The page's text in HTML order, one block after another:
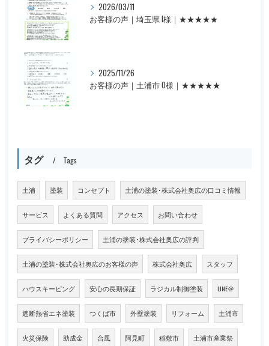
2026/03/11
お客様の声｜埼玉県 I様｜★★★★★
2025/11/26
お客様の声｜土浦市 O様｜★★★★★
タグ Tags
土浦 塗装 コンセプト 土浦の塗装･株式会社奥広の口コミ情報
サービス よくある質問 アクセス お問い合わせ
プライバシーポリシー 土浦の塗装･株式会社奥広の評判
土浦の塗装･株式会社奥広のお客様の声 株式会社奥広 スタッフ
ハウスキーピング 安心の長期保証 ラジカル制御塗装 LINE＠
遮断熱省エネ塗装 つくば市 外壁塗装 リフォーム 土浦市
火災保険 助成金 台風 阿見町 稲敷市 土浦市産業祭